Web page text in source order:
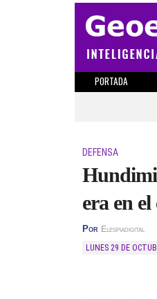
PORTADA
DEFENSA
era en
Por Elespiadigital
LUNES 29 DE